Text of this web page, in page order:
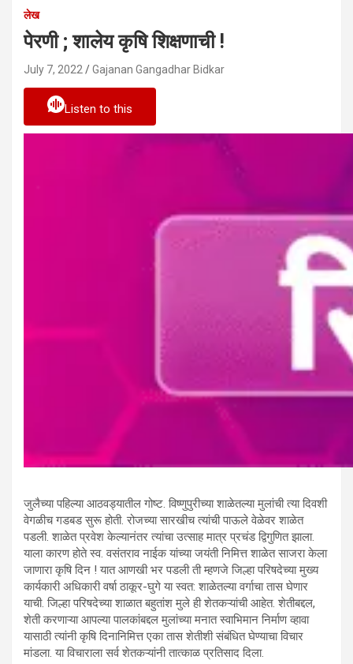
लेख
पेरणी ; शालेय कृषि शिक्षणाची !
July 7, 2022 Gajanan Gangadhar Bidkar
Listen to this
जुलैच्या पहिल्या आठवड्यातील गोष्ट. विष्णुपुरीच्या शाळेतल्या मुलांची त्या दिवशी
वेगळीच गडबड सुरू होती. रोजच्या सारखीच त्यांची पाऊले वेळेवर शाळेत
पडली. शाळेत प्रवेश केल्यानंतर त्यांचा उत्साह मात्र प्रचंड द्विगुणित झाला.
याला कारण होते स्व. वसंतराव नाईक यांच्या जयंती निमित्त शाळेत साजरा केला
जाणारा कृषि दिन ! यात आणखी भर पडली ती म्हणजे जिल्हा परिषदेच्या मुख्य
कार्यकारी अधिकारी वर्षा ठाकूर-घुगे या स्वत: शाळेतल्या वर्गाचा तास घेणार
याची. जिल्हा परिषदेच्या शाळात बहुतांश मुले ही शेतकऱ्यांची आहेत. शेतीबद्दल,
शेती करणाऱ्या आपल्या पालकांबद्दल मुलांच्या मनात स्वाभिमान निर्माण व्हावा
यासाठी त्यांनी कृषि दिनानिमित्त एका तास शेतीशी संबंधित घेण्याचा विचार
मांडला. या विचाराला सर्व शेतकऱ्यांनी तात्काळ प्रतिसाद दिला.